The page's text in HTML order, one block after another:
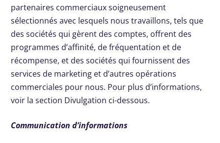
partenaires commerciaux soigneusement
sélectionnés avec lesquels nous travaillons, tels que
des sociétés qui gèrent des comptes, offrent des
programmes d’affinité, de fréquentation et de
récompense, et des sociétés qui fournissent des
services de marketing et d’autres opérations
commerciales pour nous. Pour plus d’informations,
voir la section Divulgation ci-dessous.
Communication d’informations